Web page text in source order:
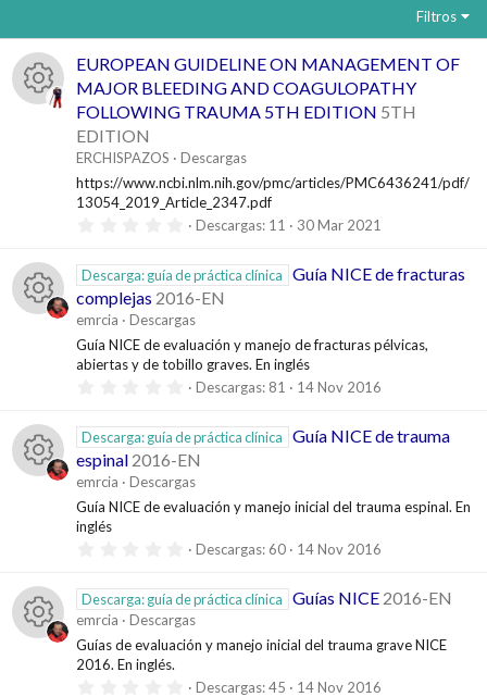
Filtros
n
o
l
r
c
u
EUROPEAN GUIDELINE ON MANAGEMENT OF
MAJOR BLEEDING AND COAGULOPATHY
FOLLOWING TRAUMA 5TH EDITION 5TH
EDITION
ERCHISPAZOS
Descargas
https://www.ncbi.nlm.nih.gov/pmc/articles/PMC6436241/pdf/
13054_2019_Article_2347.pdf
0
0
e
s
t
r
e
l
l
a
)
Descargas 11 30 Mar 2021
o
n
e
Descarga: guía de práctica clínica
Guía NICE de fracturas
complejas 2016-EN
emrcia
Descargas
Guía NICE de evaluación y manejo de fracturas pélvicas,
abiertas y de tobillo graves. En inglés
0
0
e
s
t
r
e
a
)
Descargas 81 14 Nov 2016
o
n
Descarga: guía de práctica clínica
Guía NICE de trauma
espinal 2016-EN
emrcia
Descargas
Guía NICE de evaluación y manejo inicial del trauma espinal. En
inglés
0
0
e
s
t
r
Descargas 60 14 Nov 2016
Descarga: guía de práctica clínica Guías NICE 2016-EN
emrcia
Descargas
Guías de evaluación y manejo inicial del trauma grave NICE
2016. En inglés.
0 Descargas 45 14 Nov 2016